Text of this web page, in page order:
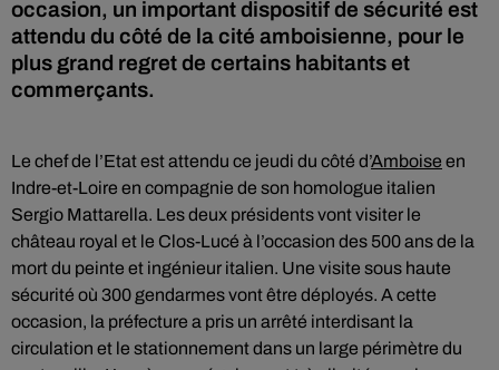
occasion, un important dispositif de sécurité est
attendu du côté de la cité amboisienne, pour le
plus grand regret de certains habitants et
commerçants.
Le chef de l’Etat est attendu ce jeudi du côté d’Amboise en
Indre-et-Loire en compagnie de son homologue italien
Sergio Mattarella. Les deux présidents vont visiter le
château royal et le Clos-Lucé à l’occasion des 500 ans de la
mort du peinte et ingénieur italien. Une visite sous haute
sécurité où 300 gendarmes vont être déployés. A cette
occasion, la préfecture a pris un arrêté interdisant la
circulation et le stationnement dans un large périmètre du